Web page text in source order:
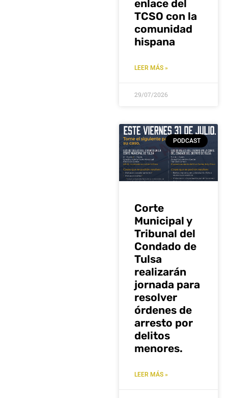
enlace del
TCSO con la
comunidad
hispana
LEER MÁS »
29/07/2026
PODCAST
Corte
Municipal y
Tribunal del
Condado de
Tulsa
realizarán
jornada para
resolver
órdenes de
arresto por
delitos
menores.
LEER MÁS »